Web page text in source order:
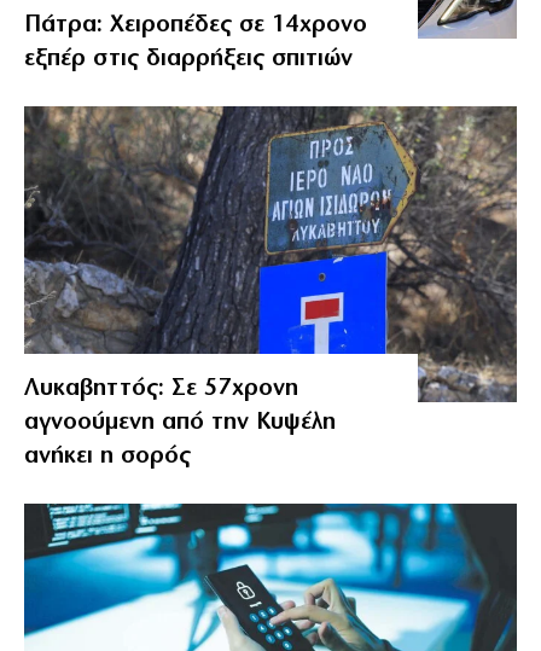
Πάτρα: Χειροπέδες σε 14χρονο
εξπέρ στις διαρρήξεις σπιτιών
Λυκαβηττός: Σε 57χρονη
αγνοούμενη από την Κυψέλη
ανήκει η σορός